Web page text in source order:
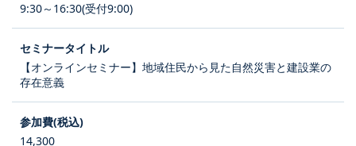
9:30～16:30(受付9:00)
【オンラインセミナー】地域住民から見た自然災害と建設業の
存在意義
14,300